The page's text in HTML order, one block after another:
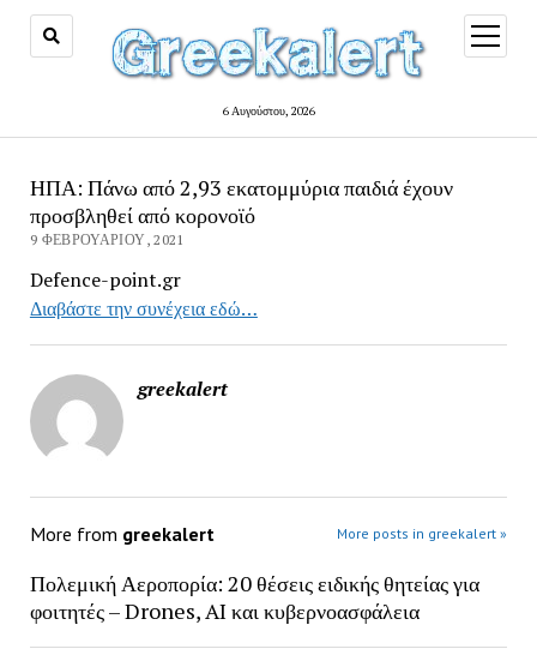
6 Αυγούστου, 2026
open
menu
ΗΠΑ: Πάνω από 2,93 εκατομμύρια παιδιά έχουν
προσβληθεί από κορονοϊό
9 ΦΕΒΡΟΥΑΡΊΟΥ, 2021
Defence-point.gr
Διαβάστε την συνέχεια εδώ…
greekalert
More from greekalert More posts in greekalert »
Πολεμική Αεροπορία: 20 θέσεις ειδικής θητείας για
φοιτητές – Drones, AI και κυβερνοασφάλεια